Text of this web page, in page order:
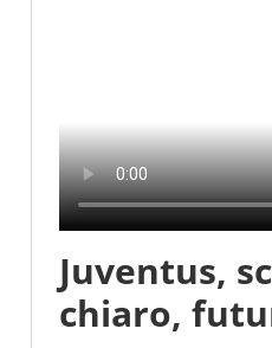
Juventus,
chiaro,